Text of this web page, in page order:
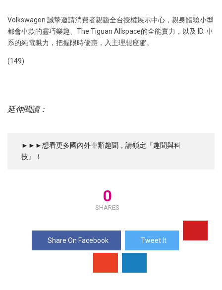
Volkswagen 誠摯邀請消費者親臨全台授權展示中心，親身體驗小型
都會車款的靈巧樂趣、The Tiguan Allspace的全能實力，以及 ID. 車
系的純電魅力，把握限時優惠，入主理想座駕。
(149)
延伸閱讀：
►►►想看更多國內外車類趣聞，請鎖定『趣聞與科
技』！
0
SHARES
Share On Facebook Tweet It